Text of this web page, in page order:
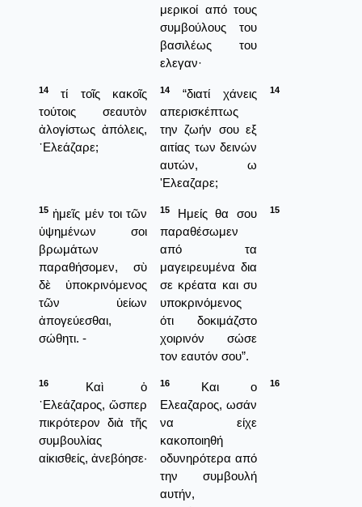
μερικοί από τους
συμβούλους του
βασιλέως του
ελεγαν·
14
τί τοῖς κακοῖς
τούτοις σεαυτὸν
ἀλογίστως ἀπόλεις,
᾿Ελεάζαρε;
14
“διατί χάνεις
απερισκέπτως
την ζωήν σου εξ
αιτίας των δεινών
αυτών, ω
'Ελεαζαρε;
14
15 ἡμεῖς μέν τοι τῶν
ὑψημένων σοι
βρωμάτων
παραθήσομεν, σὺ
δὲ ὑποκρινόμενος
τῶν ὑείων
ἀπογεύεσθαι,
σώθητι. -
15
Ημείς θα σου
παραθέσωμεν
από τα
μαγειρευμένα δια
σε κρέατα και συ
υποκρινόμενος
ότι δοκιμάζστο
χοιρινόν σώσε
τον εαυτόν σου”.
15
16
Καὶ ὁ
᾿Ελεάζαρος, ὥσπερ
πικρότερον διὰ τῆς
συμβουλίας
αἰκισθείς, ἀνεβόησε·
16
Και ο
Ελεαζαρος, ωσάν
να είχε
κακοποιηθή
οδυνηρότερα από
την συμβουλή
αυτήν,
16